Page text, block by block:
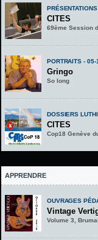
CITES
69ème Session
PORTRAITS - 05-
Gringo
So long
DOSSIERS
CITES
Cop18 Genève
APPRENDRE
OUVRAGES
Vintage
Volume 3,